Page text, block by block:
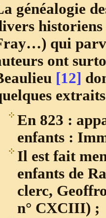
généalogie
qui
ont
[12]
En 823 :
enfants :
Il est fait
enfants de
clerc,
n° CXCIII) ;